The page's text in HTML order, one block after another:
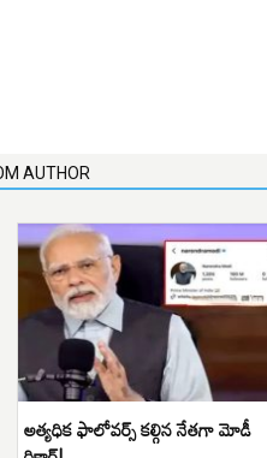
AUTHOR
అత్యధిక ఫాలోవర్స్ కల్గిన నేతగా మోడీ